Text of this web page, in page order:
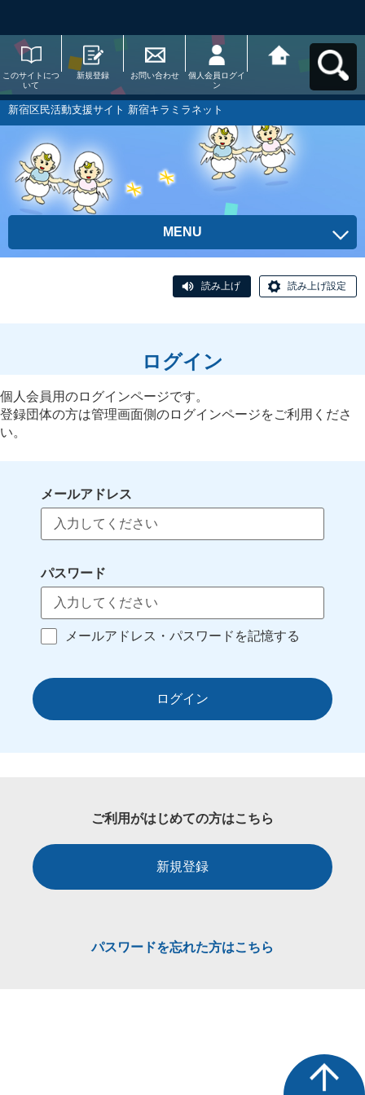
このサイトにつ
いて
新規登録 お問い合わせ
個人会員ログイ
ン
ラミラネットへ
新宿区民活動支援サイト 新宿キラミラネット
MENU
読み上げ 読み上げ設定
ログイン
個人会員用のログインページです。
登録団体の方は管理画面側のログインページをご利用くださ
い。
メールアドレス
パスワード
メールアドレス・パスワードを記憶する
ログイン
ご利用がはじめての方はこちら
新規登録
パスワードを忘れた方はこちら